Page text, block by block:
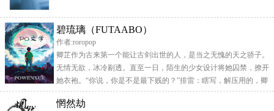
碧琉璃（FUTAABO）
作者:roropop
卿芷作为古来第一个能让古剑出世的人，是当之无愧的天之骄子。
无情无欲，冰冷剔透。直至一日，陌生的少女设计将她囚禁，撩开
她衣袍。“你说，你是不是最下贱的？”排雷：瞎写，解压用的，卿
芷靖川，年上，前期弱攻强受不完全肉文，有剧情，标题后有括号
的是h章受非洁，存在与其他人（AO都有，都女的）的身体关系和
惘然劫